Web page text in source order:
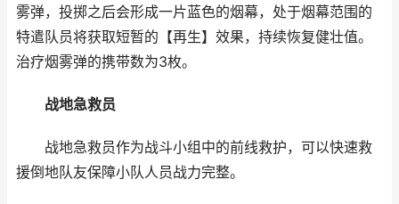
雾弹，投掷之后会形成一片蓝色的烟幕，处于烟幕范围的
特遣队员将获取短暂的【再生】效果，持续恢复健壮值。
治疗烟雾弹的携带数为3枚。
战地急救员
战地急救员作为战斗小组中的前线救护，可以快速救
援倒地队友保障小队人员战力完整。